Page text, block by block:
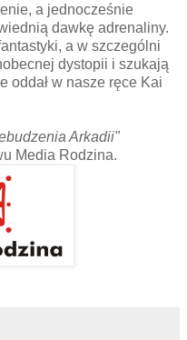
a jednocześnie
dawkę adrenaliny.
a w szczególni
dystopii i szukają
oddał w nasze ręce Kai
Arkadii"
Media Rodzina.